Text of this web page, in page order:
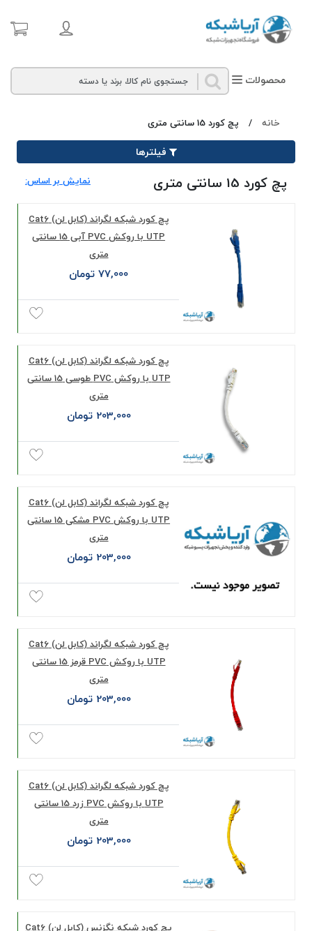
محصولات
خانه / پچ کورد 15 سانتی متری
فیلترها
پچ کورد 15 سانتی متری نمایش بر اساس:
پچ کورد شبکه لگراند (کابل لن) Cat6
UTP با روکش PVC آبی 15 سانتی
متری
77,000 تومان
پچ کورد شبکه لگراند (کابل لن) Cat6
UTP با روکش PVC طوسی 15 سانتی
متری
203,000 تومان
پچ کورد شبکه لگراند (کابل لن) Cat6
UTP با روکش PVC مشکی 15 سانتی
متری
203,000 تومان
پچ کورد شبکه لگراند (کابل لن) Cat6
UTP با روکش PVC قرمز 15 سانتی
متری
203,000 تومان
پچ کورد شبکه لگراند (کابل لن) Cat6
UTP با روکش PVC زرد 15 سانتی
متری
203,000 تومان
پچ کورد شبکه نگزنس (کابل لن) Cat6